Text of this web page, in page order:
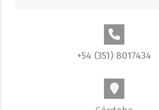
+54 (351) 8017434